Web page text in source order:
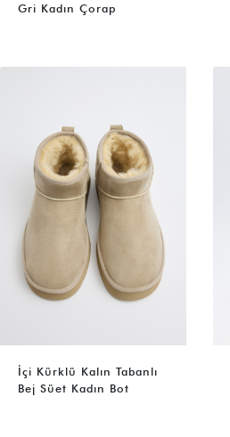
Gri Kadın Çorap
İçi Kürklü Kalın Tabanlı
Bej Süet Kadın Bot